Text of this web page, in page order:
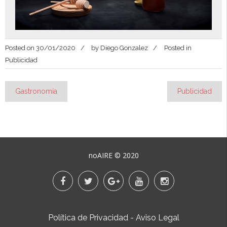
Posted on 30/01/2020 by Diego Gonzalez
Posted in
Publicidad
Navegación
entradas
Gastronomía Publicidad
noAIRE © 2020
Política de Privacidad - Aviso Legal